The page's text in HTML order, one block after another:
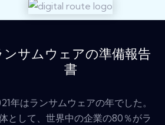
ンサムウェアの準備報告
書
年はランサムウェアの年でした。
として、世界中の企業の80％がラ